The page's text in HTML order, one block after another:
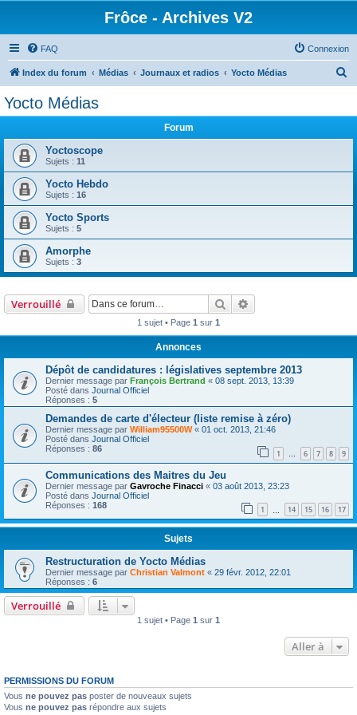
Frôce - Archives V2
FAQ Connexion
Index du forum Médias Journaux et radios Yocto Médias
h
Yocto Médias
Forum
Yoctoscope
Sujets : 11
Yocto Hebdo
Sujets : 16
Yocto Sports
Sujets : 5
Amorphe
Sujets : 3
Verrouillé Rechercher
1 sujet • Page 1 sur 1
Annonces
Dépôt de candidatures : législatives septembre 2013
Dernier message par François Bertrand « 08 sept. 2013, 13:39
Posté dans Journal Officiel
Réponses : 5
Demandes de carte d'électeur (liste remise à zéro)
Dernier message par William95500W« 01 oct. 2013, 21:46
Posté dans Journal Officiel
Réponses : 86 1 … 6 7 8 9
Communications des Maitres du Jeu
Dernier message par Gavroche Finacci « 03 août 2013, 23:23
Posté dans Journal Officiel
Réponses : 168 1 14 15 16 17
Sujets
Restructuration de Yocto Médias
Dernier message par Christian Valmont « 29 févr. 2012, 22:01
Réponses : 6
Verrouillé
1 sujet • Page 1 sur 1
Aller à
PERMISSIONS DU FORUM
Vous ne pouvez pas poster de nouveaux sujets
Vous ne pouvez pas répondre aux sujets